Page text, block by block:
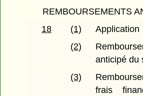
REMBOURSEMENTS
18
(1)
Application
(2)
anticipé du
(3)
frais